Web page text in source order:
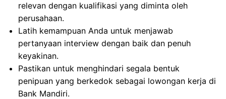
relevan dengan kualifikasi yang diminta oleh
perusahaan.
Latih kemampuan Anda untuk menjawab
pertanyaan interview dengan baik dan penuh
keyakinan.
Pastikan untuk menghindari segala bentuk
penipuan yang berkedok sebagai lowongan kerja di
Bank Mandiri.